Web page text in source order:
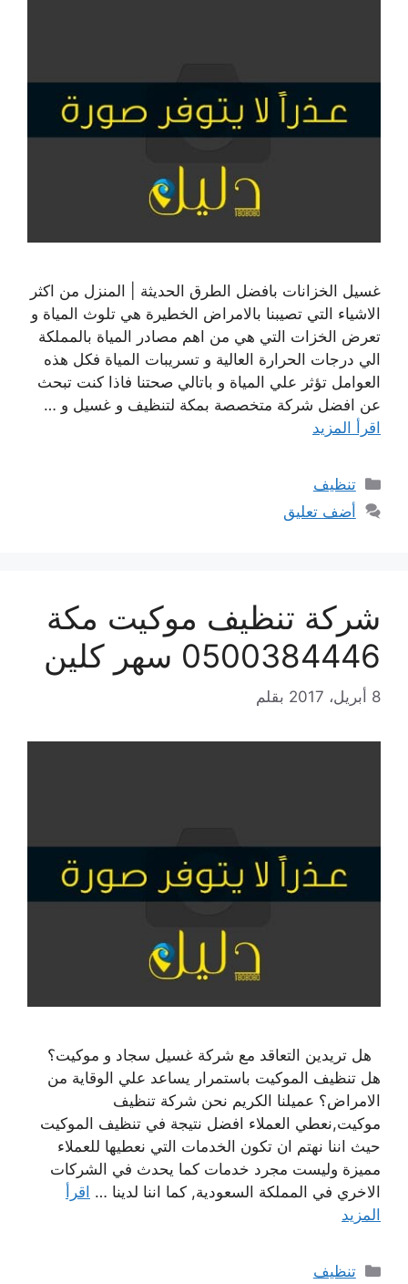
غسيل الخزانات بافضل الطرق الحديثة | المنزل من اكثر
الاشياء التي تصيبنا بالامراض الخطيرة هي تلوث المياة و
تعرض الخزات التي هي من اهم مصادر المياة بالمملكة
الي درجات الحرارة العالية و تسريبات المياة فكل هذه
العوامل تؤثر علي المياة و باتالي صحتنا فاذا كنت تبحث
عن افضل شركة متخصصة بمكة لتنظيف و غسيل و …
اقرأ المزيد
التصنيفات
تنظيف
أضف تعليق
شركة تنظيف موكيت مكة
0500384446 سهر كلين
8 أبريل، 2017 بقلم
هل تريدين التعاقد مع شركة غسيل سجاد و موكيت؟
هل تنظيف الموكيت باستمرار يساعد علي الوقاية من
الامراض؟ عميلنا الكريم نحن شركة تنظيف
موكيت,نعطي العملاء افضل نتيجة في تنظيف الموكيت
حيث اننا نهتم ان تكون الخدمات التي نعطيها للعملاء
مميزة وليست مجرد خدمات كما يحدث في الشركات
الاخري في المملكة السعودية, كما اننا لدينا … اقرأ
المزيد
التصنيفات
تنظيف